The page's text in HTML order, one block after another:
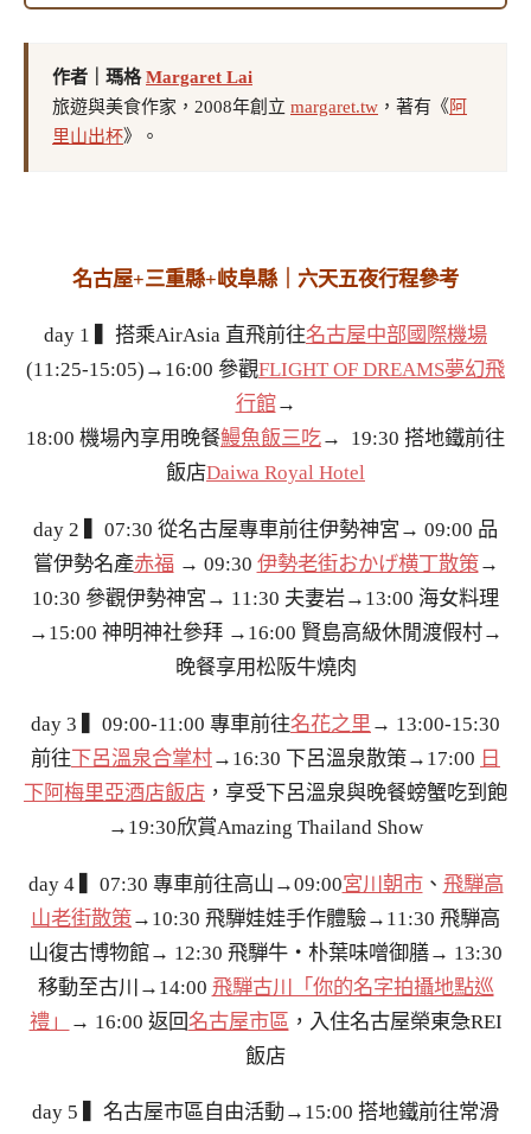
作者｜瑪格Margaret Lai
旅遊與美食作家，2008年創立 margaret.tw ，著有《阿
里山出杯》。
名古屋+三重縣+岐阜縣｜六天五夜行程參考
day 1 ▍搭乘AirAsia 直飛前往名古屋中部國際機場
(11:25-15:05)→16:00 參觀FLIGHT OF DREAMS夢幻飛
行館→
18:00 機場內享用晚餐鰻魚飯三吃→ 19:30 搭地鐵前往
飯店Daiwa Royal Hotel
day 2 ▍07:30 從名古屋專車前往伊勢神宮→ 09:00 品
嘗伊勢名產赤福 → 09:30 伊勢老街おかげ横丁散策→
10:30 參觀伊勢神宮→ 11:30 夫妻岩→13:00 海女料理
→15:00 神明神社參拜 →16:00 賢島高級休閒渡假村→
晚餐享用松阪牛燒肉
day 3 ▍09:00-11:00 專車前往名花之里 → 13:00-15:30
前往下呂溫泉合掌村→16:30 下呂溫泉散策→17:00 日
下阿梅里亞酒店飯店 ，享受下呂溫泉與晚餐螃蟹吃到飽
→19:30欣賞Amazing Thailand Show
day 4 ▍07:30 專車前往高山→09:00宮川朝市、 飛騨高
山老街散策→10:30 飛騨娃娃手作體驗→11:30 飛騨高
山復古博物館→ 12:30 飛騨牛・朴葉味噌御膳→ 13:30
移動至古川→14:00 飛騨古川「你的名字拍攝地點巡
禮」
→ 16:00 返回名古屋市區 ，入住名古屋榮東急REI
飯店
day 5 ▍名古屋市區自由活動→15:00 搭地鐵前往常滑